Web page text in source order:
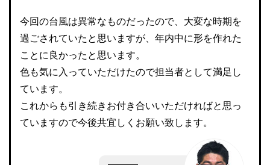
今回の台風は異常なものだったので、大変な時期を
過ごされていたと思いますが、年内中に形を作れた
ことに良かったと思います。
色も気に入っていただけたので担当者として満足し
ています。
これからも引き続きお付き合いいただければと思っ
ていますので今後共宜しくお願い致します。